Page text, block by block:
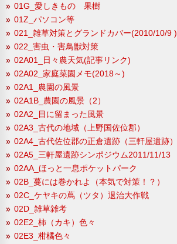
01G_愛しきもの 果樹
01Z_パソコン等
021_雑草対策とグランドカバー(2010/10/9 )
022_害虫・害鳥獣対策
02A01_日々農天気(記事リンク)
02A02_家庭菜園メモ(2018～)
02A1_農園の風景
02A1B_農園の風景（2）
02A2_目に留まった風景
02A3_古代の地域（上野国佐位郡）
02A4_古代佐位郡の正倉遺跡（三軒屋遺跡）
02A5_三軒屋遺跡シンポジウム2011/11/13
02AA_ほっと一息ポケットパーク
02B_蔓には巻かれよ（本気で対策！？）
02C_ケヤキの蔦（ツタ）退治大作戦
02D_雑草雑考
02E2_柿（カキ）色々
02E3_柑橘色々